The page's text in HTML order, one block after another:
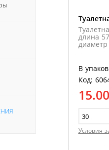
длина
диаметр
В
Код:
15.00
Условия